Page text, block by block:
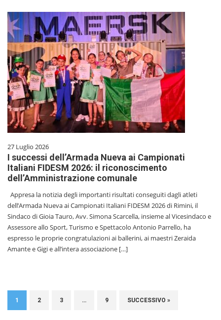
27 Luglio 2026
I successi dell’Armada Nueva ai Campionati
Italiani FIDESM 2026: il riconoscimento
dell’Amministrazione comunale
Appresa la notizia degli importanti risultati conseguiti dagli atleti
dell’Armada Nueva ai Campionati Italiani FIDESM 2026 di Rimini, il
Sindaco di Gioia Tauro, Avv. Simona Scarcella, insieme al Vicesindaco e
Assessore allo Sport, Turismo e Spettacolo Antonio Parrello, ha
espresso le proprie congratulazioni ai ballerini, ai maestri Zeraida
Amante e Gigi e all’intera associazione […]
1 2 3 … 9 SUCCESSIVO »